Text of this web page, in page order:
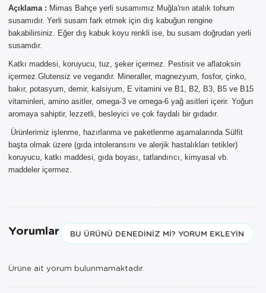
Açıklama : Mimas Bahçe yerli susamımız Muğla'nın atalık tohum
susamıdır. Yerli susam fark etmek için dış kabuğun rengine
bakabilirsiniz. Eğer dış kabuk koyu renkli ise, bu susam doğrudan yerli
susamdır.
Katkı maddesi, koruyucu, tuz, şeker içermez. Pestisit ve aflatoksin
içermez.Glutensiz ve vegandır. Mineraller, magnezyum, fosfor, çinko,
bakır, potasyum, demir, kalsiyum, E vitamini ve B1, B2, B3, B5 ve B15
vitaminleri, amino asitler, omega-3 ve omega-6 yağ asitleri içerir. Yoğun
aromaya sahiptir, lezzetli, besleyici ve çok faydalı bir gıdadır.
Ürünlerimiz işlenme, hazırlanma ve paketlenme aşamalarında Sülfit
başta olmak üzere (gıda intoleransını ve alerjik hastalıkları tetikler)
koruyucu, katkı maddesi, gıda boyası, tatlandırıcı, kimyasal vb.
maddeler içermez.
Yorumlar BU ÜRÜNÜ DENEDINIZ MI? YORUM EKLEYIN
Ürüne ait yorum bulunmamaktadır.
AYNI GÜN
TESLİMAT
ÜRÜNLERİ
×
Sepetinizde AYNI GÜN TESLİMAT
ürünü bulunduğu için AYNI GÜN
TESLİMAT kargo seçeneği dışında
seçemezsiniz. NOT: AYNI GÜN
TESLİMAT hizmeti sadece İSTANBUL
ve 850TL üzeri siparişler için
geçerlidir.